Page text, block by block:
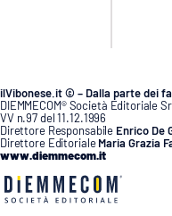
ilVibonese.it © – Dalla parte dei
DIEMMECOM® Società Editoriale
VV n.97 del 11.12.1996
Direttore Responsabile Enrico De
Direttore Editoriale Maria Grazia
www.diemmecom.it